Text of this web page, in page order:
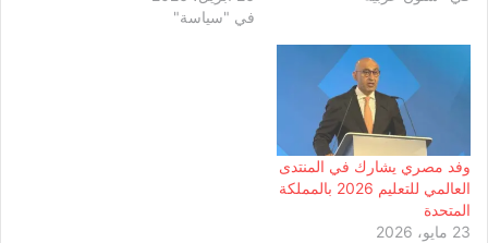
في "سياسة"
وفد مصري يشارك في المنتدى
العالمي للتعليم 2026 بالمملكة
المتحدة
23 مايو، 2026